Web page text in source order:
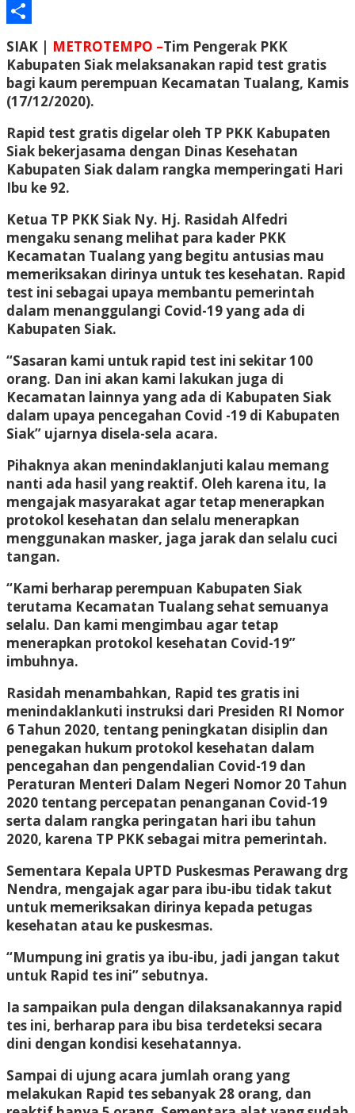
Email
Share
SIAK | METROTEMPO –Tim Pengerak PKK
Kabupaten Siak melaksanakan rapid test gratis
bagi kaum perempuan Kecamatan Tualang, Kamis
(17/12/2020).
Rapid test gratis digelar oleh TP PKK Kabupaten
Siak bekerjasama dengan Dinas Kesehatan
Kabupaten Siak dalam rangka memperingati Hari
Ibu ke 92.
Ketua TP PKK Siak Ny. Hj. Rasidah Alfedri
mengaku senang melihat para kader PKK
Kecamatan Tualang yang begitu antusias mau
memeriksakan dirinya untuk tes kesehatan. Rapid
test ini sebagai upaya membantu pemerintah
dalam menanggulangi Covid-19 yang ada di
Kabupaten Siak.
“Sasaran kami untuk rapid test ini sekitar 100
orang. Dan ini akan kami lakukan juga di
Kecamatan lainnya yang ada di Kabupaten Siak
dalam upaya pencegahan Covid -19 di Kabupaten
Siak” ujarnya disela-sela acara.
Pihaknya akan menindaklanjuti kalau memang
nanti ada hasil yang reaktif. Oleh karena itu, Ia
mengajak masyarakat agar tetap menerapkan
protokol kesehatan dan selalu menerapkan
menggunakan masker, jaga jarak dan selalu cuci
tangan.
“Kami berharap perempuan Kabupaten Siak
terutama Kecamatan Tualang sehat semuanya
selalu. Dan kami mengimbau agar tetap
menerapkan protokol kesehatan Covid-19”
imbuhnya.
Rasidah menambahkan, Rapid tes gratis ini
menindaklankuti instruksi dari Presiden RI Nomor
6 Tahun 2020, tentang peningkatan disiplin dan
penegakan hukum protokol kesehatan dalam
pencegahan dan pengendalian Covid-19 dan
Peraturan Menteri Dalam Negeri Nomor 20 Tahun
2020 tentang percepatan penanganan Covid-19
serta dalam rangka peringatan hari ibu tahun
2020, karena TP PKK sebagai mitra pemerintah.
Sementara Kepala UPTD Puskesmas Perawang drg
Nendra, mengajak agar para ibu-ibu tidak takut
untuk memeriksakan dirinya kepada petugas
kesehatan atau ke puskesmas.
“Mumpung ini gratis ya ibu-ibu, jadi jangan takut
untuk Rapid tes ini” sebutnya.
Ia sampaikan pula dengan dilaksanakannya rapid
tes ini, berharap para ibu bisa terdeteksi secara
dini dengan kondisi kesehatannya.
Sampai di ujung acara jumlah orang yang
melakukan Rapid tes sebanyak 28 orang, dan